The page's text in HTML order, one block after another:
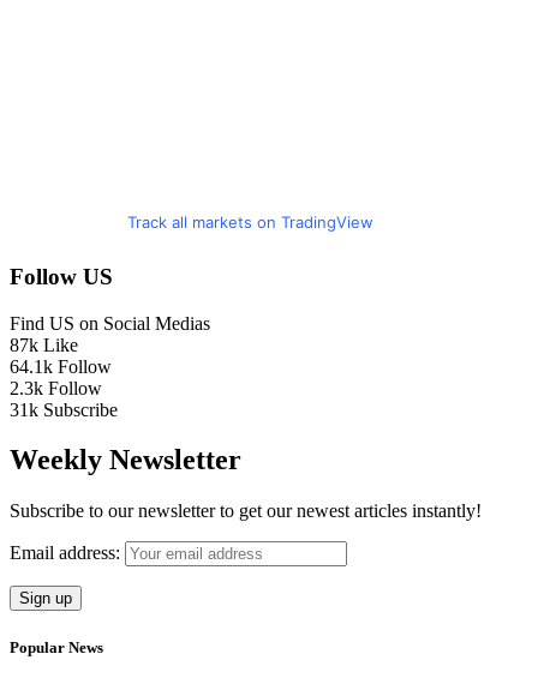
Track all markets on TradingView
Follow US
Find US on Social Medias
87k Like
64.1k Follow
2.3k Follow
31k Subscribe
Weekly Newsletter
Subscribe to our newsletter to get our newest articles instantly!
Email address:
Popular News